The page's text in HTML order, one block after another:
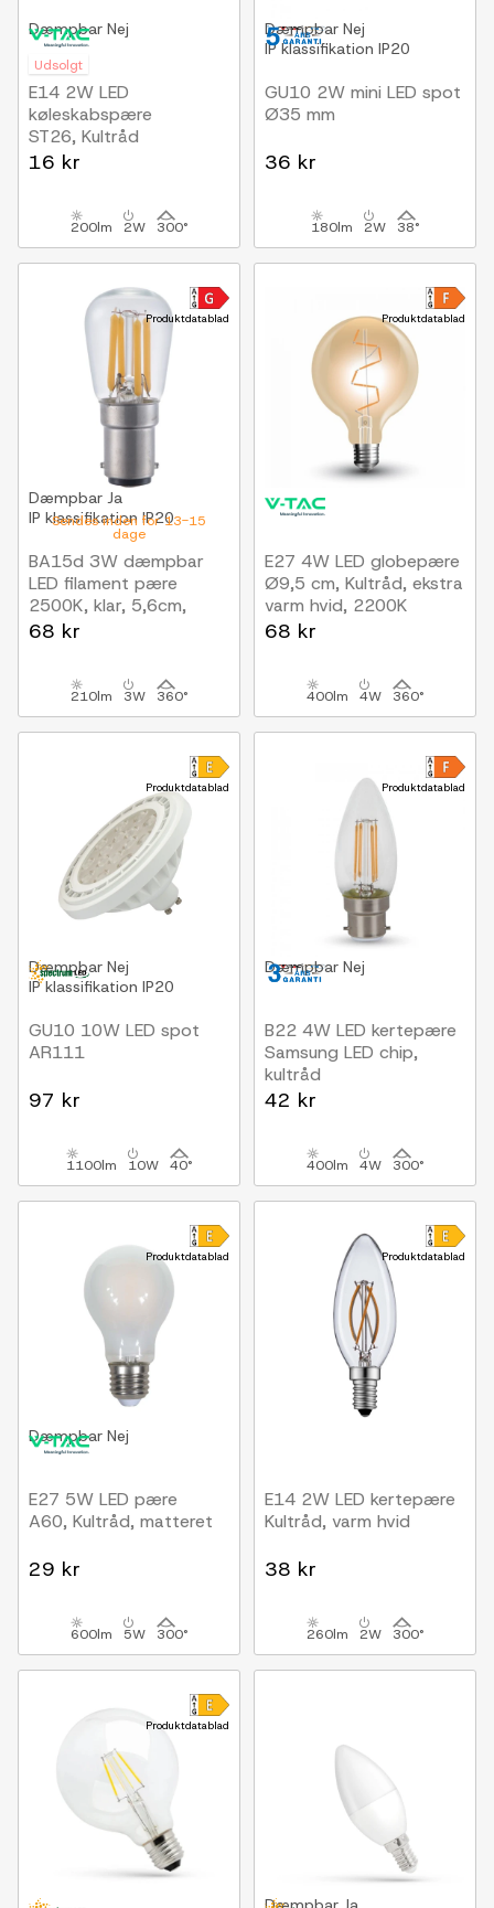
Udsolgt
Dæmpbar Nej
E14 2W LED
køleskabspære
ST26, Kultråd
16 kr
200lm 2W 300°
Dæmpbar Nej
IP klassifikation IP20
GU10 2W mini LED spot
Ø35 mm
36 kr
180lm 2W 38°
Produktdatablad
Sendes inden for 13-15
dage
Dæmpbar Ja
IP klassifikation IP20
BA15d 3W dæmpbar
LED filament pære
2500K, klar, 5,6cm,
210lm
68 kr
210lm 3W 360°
Produktdatablad
E27 4W LED globepære
Ø9,5 cm, Kultråd, ekstra
varm hvid, 2200K
68 kr
400lm 4W 360°
Produktdatablad
Dæmpbar Nej
IP klassifikation IP20
GU10 10W LED spot
AR111
97 kr
1100lm 10W 40°
Produktdatablad
Dæmpbar Nej
B22 4W LED kertepære
Samsung LED chip,
kultråd
42 kr
400lm 4W 300°
Produktdatablad
Dæmpbar Nej
E27 5W LED pære
A60, Kultråd, matteret
29 kr
600lm 5W 300°
Produktdatablad
E14 2W LED kertepære
Kultråd, varm hvid
38 kr
260lm 2W 300°
Produktdatablad